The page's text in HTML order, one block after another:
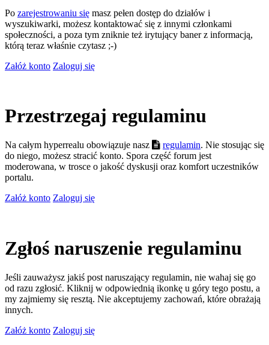
Po zarejestrowaniu się masz pełen dostęp do działów i
wyszukiwarki, możesz kontaktować się z innymi członkami
społeczności, a poza tym zniknie też irytujący baner z informacją,
którą teraz właśnie czytasz ;-)
Załóż konto Zaloguj się
Przestrzegaj regulaminu
Na całym hyperrealu obowiązuje nasz regulamin. Nie stosując się
do niego, możesz stracić konto. Spora część forum jest
moderowana, w trosce o jakość dyskusji oraz komfort uczestników
portalu.
Załóż konto Zaloguj się
Zgłoś naruszenie regulaminu
Jeśli zauważysz jakiś post naruszający regulamin, nie wahaj się go
od razu zgłosić. Kliknij w odpowiednią ikonkę u góry tego postu, a
my zajmiemy się resztą. Nie akceptujemy zachowań, które obrażają
innych.
Załóż konto Zaloguj się